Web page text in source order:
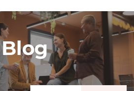
Blog